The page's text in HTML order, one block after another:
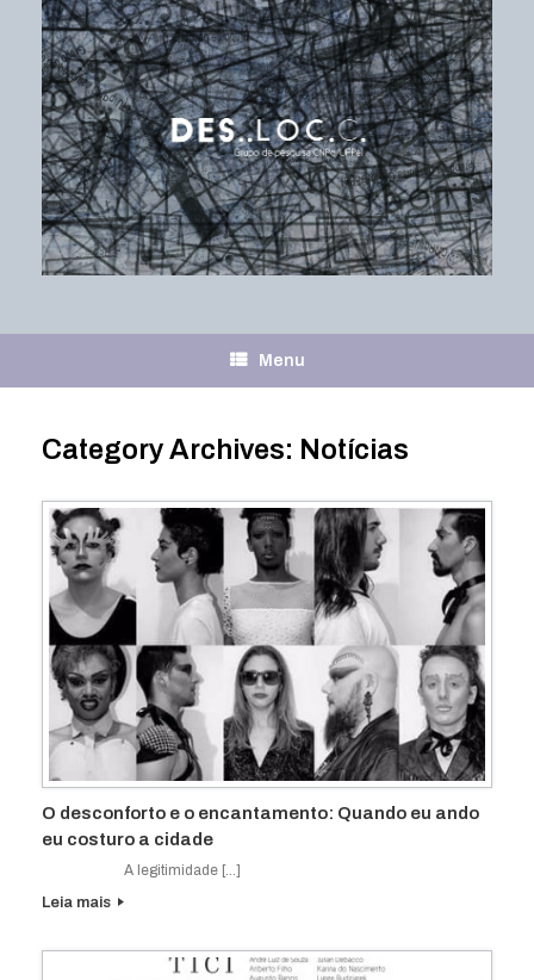
content
Menu
Category Archives: Notícias
O desconforto e o encantamento: Quando eu ando
eu costuro a cidade
A legitimidade […]
Leia mais